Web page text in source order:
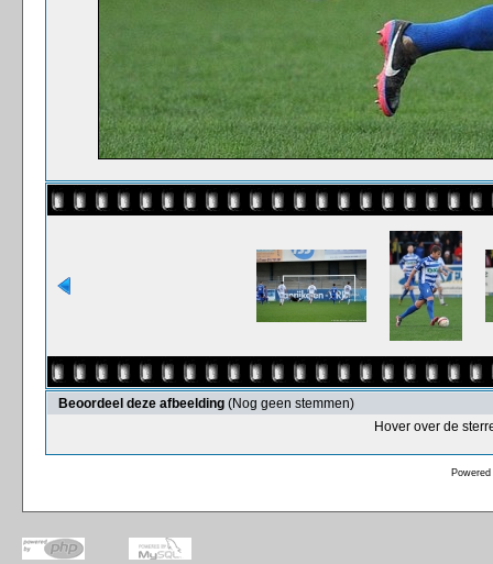
Beoordeel deze afbeelding (Nog geen stemmen)
Hover over de